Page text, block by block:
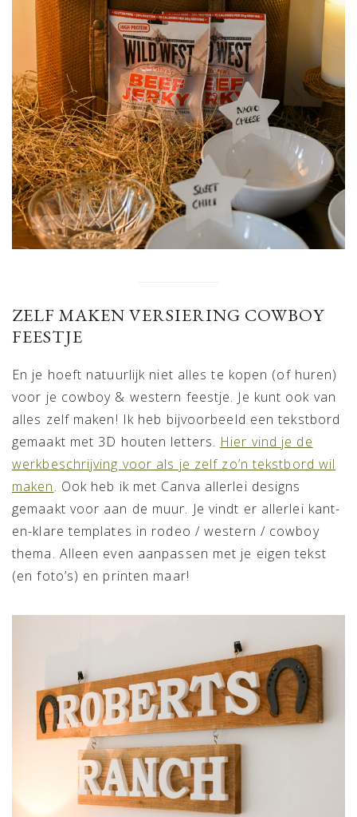
ZELF MAKEN VERSIERING COWBOY
FEESTJE
En je hoeft natuurlijk niet alles te kopen (of huren)
voor je cowboy & western feestje. Je kunt ook van
alles zelf maken! Ik heb bijvoorbeeld een tekstbord
gemaakt met 3D houten letters. Hier vind je de
werkbeschrijving voor als je zelf zo’n tekstbord wil
maken. Ook heb ik met Canva allerlei designs
gemaakt voor aan de muur. Je vindt er allerlei kant-
en-klare templates in rodeo / western / cowboy
thema. Alleen even aanpassen met je eigen tekst
(en foto’s) en printen maar!